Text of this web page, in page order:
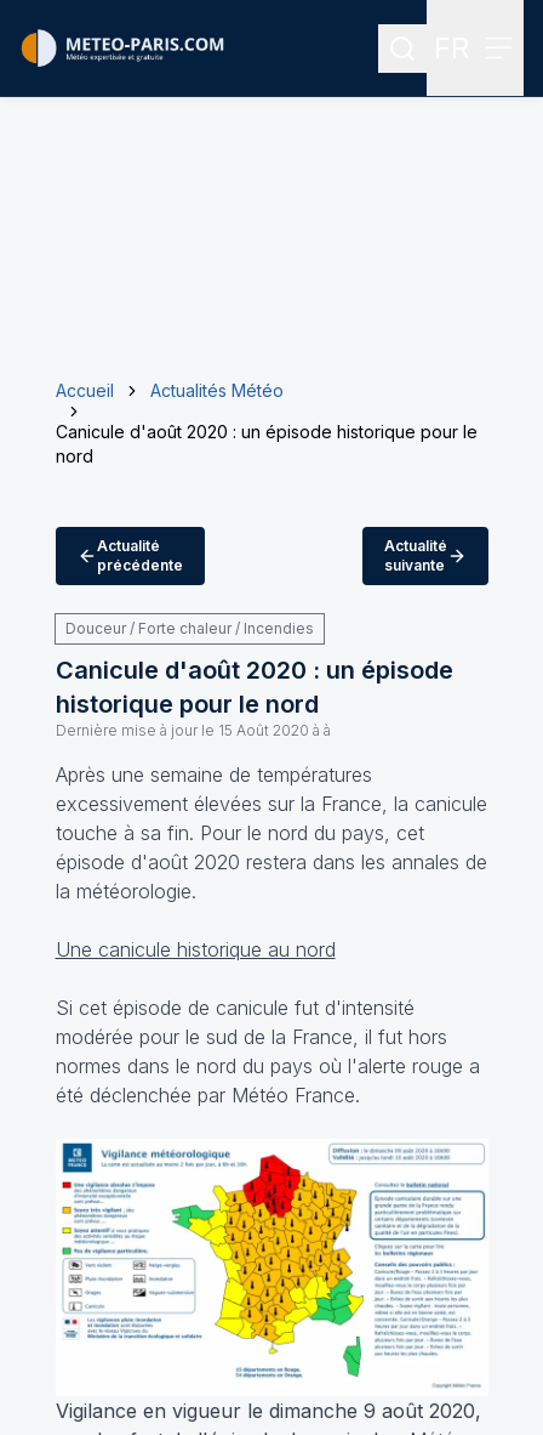
Rechercher
Accueil
Actualités Météo
Canicule d'août 2020 : un épisode historique pour le
nord
Actualité
précédente
Actualité
suivante
Douceur / Forte chaleur / Incendies
Canicule d'août 2020 : un épisode
historique pour le nord
Dernière mise à jour le 15 Août 2020 à à
Après une semaine de températures
excessivement élevées sur la France, la canicule
touche à sa fin. Pour le nord du pays, cet
épisode d'août 2020 restera dans les annales de
la météorologie.
Une canicule historique au nord
Si cet épisode de canicule fut d'intensité
modérée pour le sud de la France, il fut hors
normes dans le nord du pays où l'alerte rouge a
été déclenchée par Météo France.
Vigilance en vigueur le dimanche 9 août 2020,